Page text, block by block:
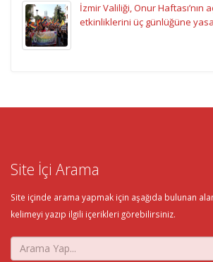
İzmir Valiliği, Onur Haftası’nın
etkinliklerini üç günlüğüne
Site İçi Arama
Site içinde arama yapmak için aşağıda bulunan
kelimeyi yazıp ilgili içerikleri görebilirsiniz.